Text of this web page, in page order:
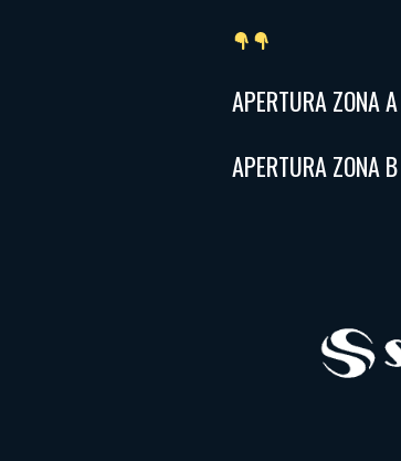
APERTURA ZONA A
APERTURA ZONA B